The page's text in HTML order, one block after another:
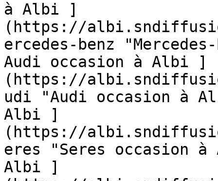
à Albi ]
(https://
ercedes-benz
Audi occasion à Albi ]
(https://
udi "Audi occasion à
Albi ]
(https://
eres "Seres occasion
Albi ]